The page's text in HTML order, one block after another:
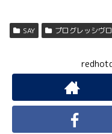
SAY プログレッシヴ